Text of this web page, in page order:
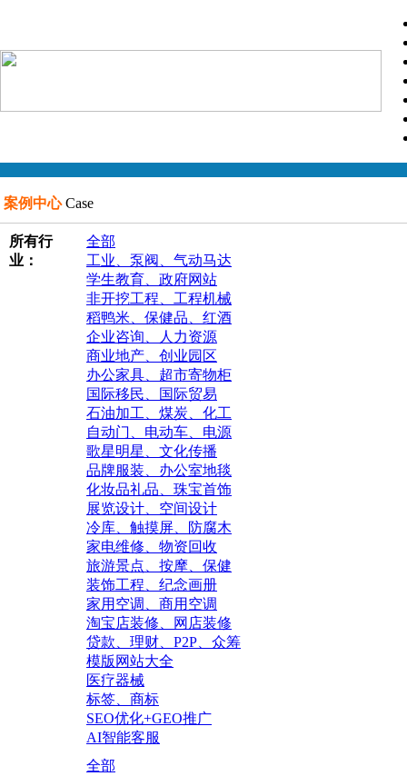
案例中心Case
所有行
业：
全部
工业、泵阀、气动马达
学生教育、政府网站
非开挖工程、工程机械
稻鸭米、保健品、红酒
企业咨询、人力资源
商业地产、创业园区
办公家具、超市寄物柜
国际移民、国际贸易
石油加工、煤炭、化工
自动门、电动车、电源
歌星明星、文化传播
品牌服装、办公室地毯
化妆品礼品、珠宝首饰
展览设计、空间设计
冷库、触摸屏、防腐木
家电维修、物资回收
旅游景点、按摩、保健
装饰工程、纪念画册
家用空调、商用空调
淘宝店装修、网店装修
贷款、理财、P2P、众筹
模版网站大全
医疗器械
标签、商标
SEO优化+GEO推广
AI智能客服
全部